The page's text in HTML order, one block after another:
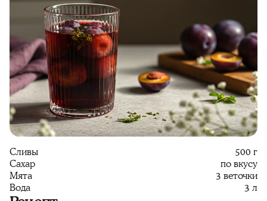
Сливы
500 г
Сахар
по вкусу
Мята
3 веточки
Вода
3 л